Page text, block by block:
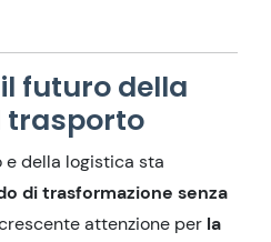
futuro della
trasporto
e della logistica sta
di trasformazione senza
attenzione per la